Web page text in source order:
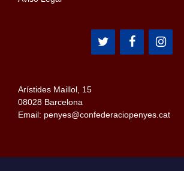
Arístides Maillol, 15
08028 Barcelona
Email: penyes@confederaciopenyes.cat